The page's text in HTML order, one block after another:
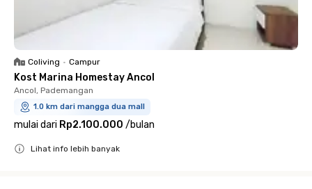
Coliving • Campur
Kost Marina Homestay Ancol
Ancol, Pademangan
1.0 km dari mangga dua mall
mulai dari Rp2.100.000 /bulan
Lihat info lebih banyak